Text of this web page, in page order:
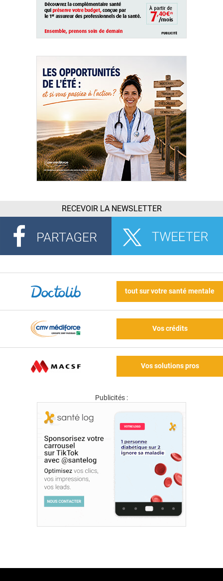
RECEVOIR LA NEWSLETTER
tout sur votre santé mentale
Vos crédits
Vos solutions pros
Publicités :